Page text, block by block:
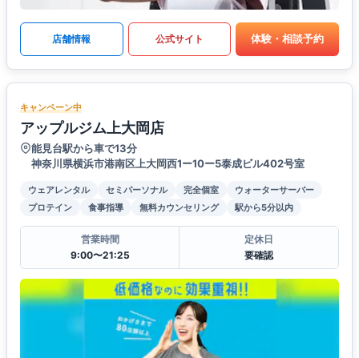
店舗情報 公式サイト 体験・相談予約
キャンペーン中
アップルジム上大岡店
能見台駅から車で13分
神奈川県横浜市港南区上大岡西1ー10ー5泰成ビル402号室
ウェアレンタル セミパーソナル 完全個室
ウォーターサーバー
プロテイン
食事指導 無料カウンセリング 駅から5分以内
営業時間
9:00〜21:25
定休日
要確認